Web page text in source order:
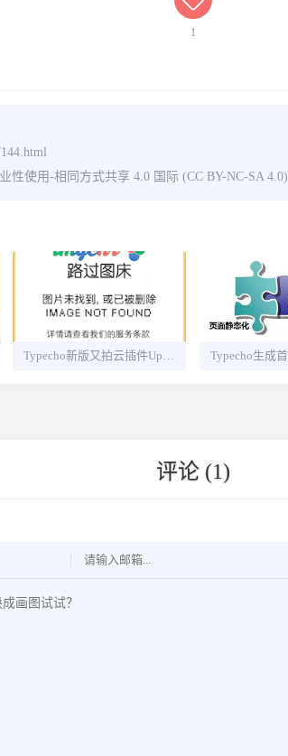
1
性使用-相同方式共享 4.0 国际 (CC BY-NC-SA 4.0)
Typecho新版又拍云插件UpyunFile
评论 (1)